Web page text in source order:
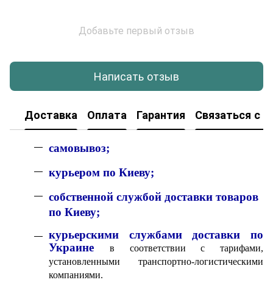
Добавьте первый отзыв
Написать отзыв
Доставка Оплата Гарантия Связаться с
самовывоз;
курьером по Киеву;
собственной службой доставки товаров
по Киеву;
курьерскими службами доставки по
Украине
в соответствии с тарифами,
установленными транспортно-логистическими
компаниями.